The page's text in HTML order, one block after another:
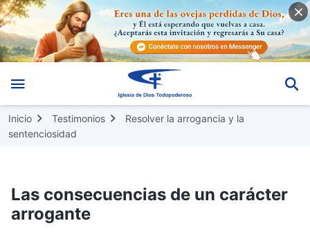
Inicio Testimonios
Resolver la arrogancia y la
sentenciosidad
Las consecuencias de un carácter
arrogante